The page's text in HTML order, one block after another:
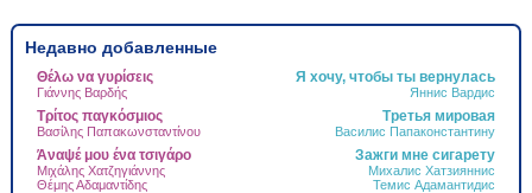
Недавно добавленные
Θέλω να γυρίσεις Я хочу, чтобы ты вернулась
Γιάννης Βαρδής Яннис Вардис
Τρίτος παγκόσμιος Третья мировая
Βασίλης Παπακωνσταντίνου Василис Папаконстантину
Άναψέ μου ένα τσιγάρο Зажги мне сигарету
Μιχάλης Χατζηγιάννης
Михалис Хатзияннис
Θέμης Αδαμαντίδης
Темис Адамантидис